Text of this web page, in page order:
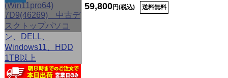
59,800円(税込) 送料無料